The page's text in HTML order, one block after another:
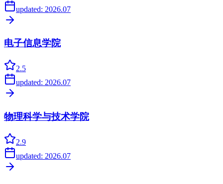
updated: 2026.07
电子信息学院
2.5
updated: 2026.07
物理科学与技术学院
2.9
updated: 2026.07